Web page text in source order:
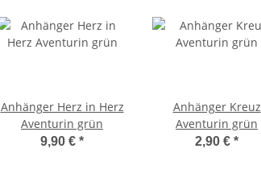
Anhänger Herz in Herz
Aventurin grün
9,90 € *
Anhänger Kreuz
Aventurin grün
2,90 € *